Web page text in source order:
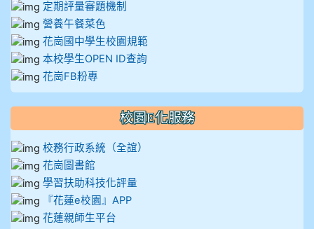
定期評量審題機制
營養午餐菜色
花崗國中學生校園規範
本校學生OPEN ID查詢
花崗FB粉專
校園E化服務
校務行政系統（全誼）
花崗圖書館
學習扶助科技化評量
『花蓮e校園』APP
花蓮親師生平台